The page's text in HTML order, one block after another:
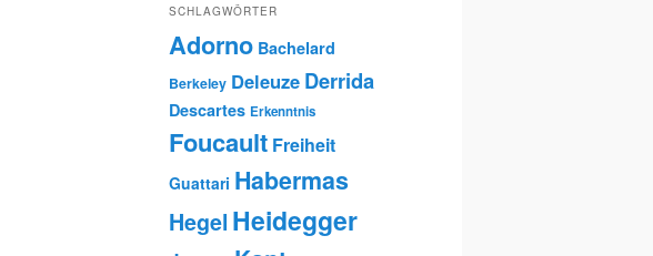
SCHLAGWÖRTER
Adorno Bachelard
Berkeley Deleuze Derrida
Descartes Erkenntnis
Foucault Freiheit
Guattari Habermas
Hegel Heidegger